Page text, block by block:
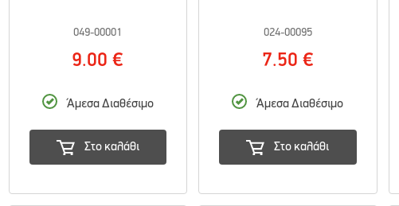
049-00001
9.00 €
Άμεσα Διαθέσιμο
Στο καλάθι
024-00095
7.50 €
Άμεσα Διαθέσιμο
Στο καλάθι